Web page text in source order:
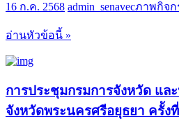
16 ก.ค. 2568 admin_senavecภาพกิจก
อ่านหัวข้อนี้ »
การประชุมกรมการจังหวัด แล
จังหวัดพระนครศรีอยุธยา ครั้ง